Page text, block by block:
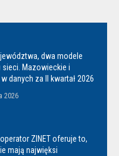
dwa modele
Mazowieckie i
danych za II kwartał 2026
2026
ZINET oferuje to,
mają najwięksi